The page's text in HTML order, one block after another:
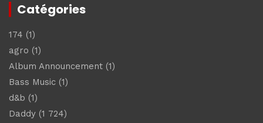
Catégories
174 (1)
agro (1)
Album Announcement (1)
Bass Music (1)
d&b (1)
Daddy (1 724)